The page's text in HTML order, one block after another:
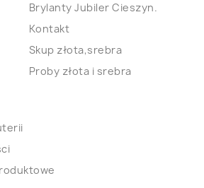
Brylanty Jubiler Cieszyn.
Kontakt
Skup złota,srebra
Proby złota i srebra